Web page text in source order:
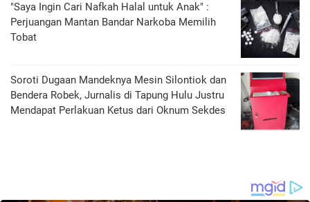
"Saya Ingin Cari Nafkah Halal untuk Anak" :
Perjuangan Mantan Bandar Narkoba Memilih
Tobat
Soroti Dugaan Mandeknya Mesin Silontiok dan
Bendera Robek, Jurnalis di Tapung Hulu Justru
Mendapat Perlakuan Ketus dari Oknum Sekdes